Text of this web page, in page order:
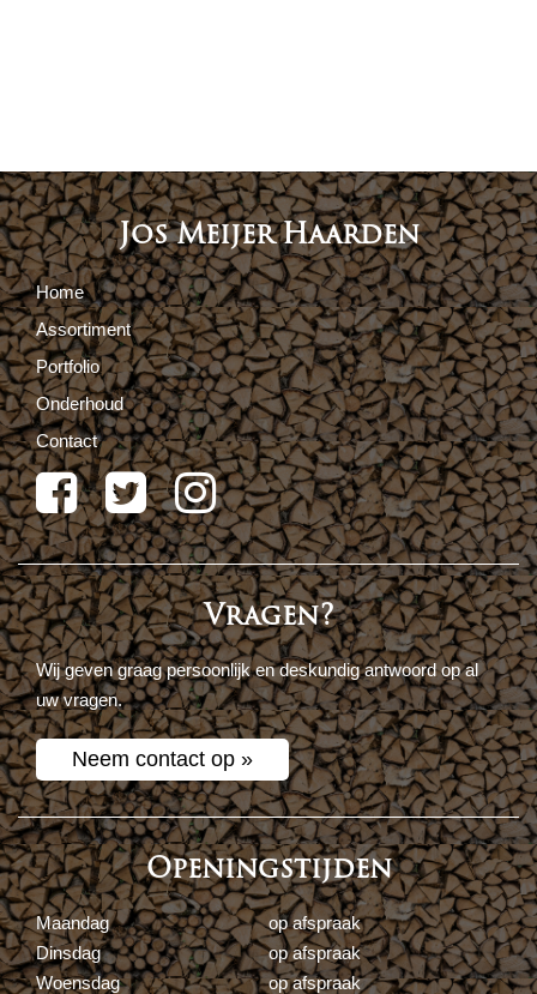
Jos Meijer Haarden
Home
Assortiment
Portfolio
Onderhoud
Contact
Vragen?
Wij geven graag persoonlijk en deskundig antwoord op al
uw vragen.
Neem contact op »
Openingstijden
Maandag
op afspraak
Dinsdag
op afspraak
Woensdag
op afspraak